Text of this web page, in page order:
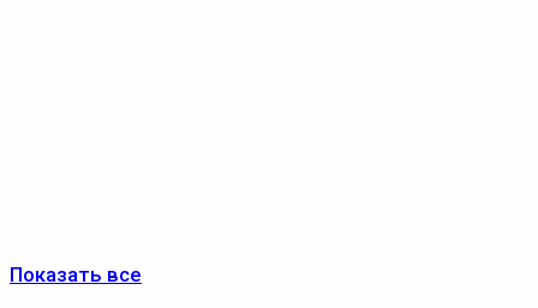
Показать все